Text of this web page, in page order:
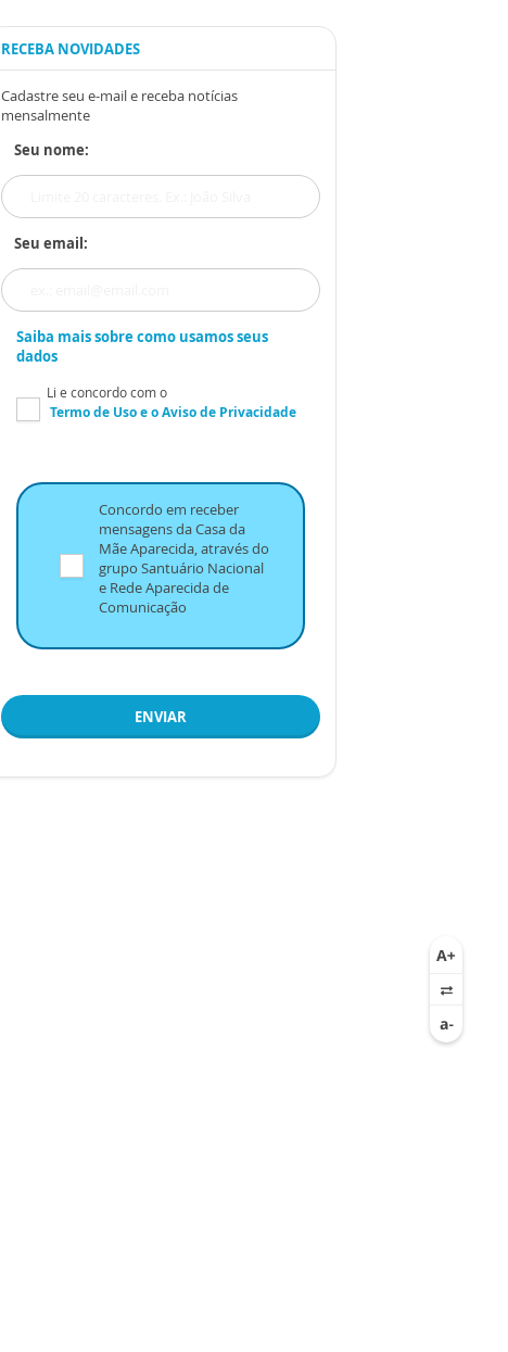
RECEBA NOVIDADES
Cadastre seu e-mail e receba notícias
mensalmente
Seu nome:
Seu email:
Saiba mais sobre como usamos seus
dados
Li e concordo com o
Termo de Usoe oAviso de Privacidade
Concordo em receber
mensagens da Casa da
Mãe Aparecida, através do
grupo Santuário Nacional
e Rede Aparecida de
Comunicação
ENVIAR